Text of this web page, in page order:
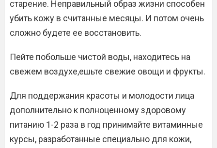
старение. Неправильный образ жизни способен
убить кожу в считанные месяцы. И потом очень
сложно будете ее восстановить.
Пейте побольше чистой воды, находитесь на
свежем воздухе,ешьте свежие овощи и фрукты.
Для поддержания красоты и молодости лица
дополнительно к полноценному здоровому
питанию 1-2 раза в год принимайте витаминные
курсы, разработанные специально для кожи,